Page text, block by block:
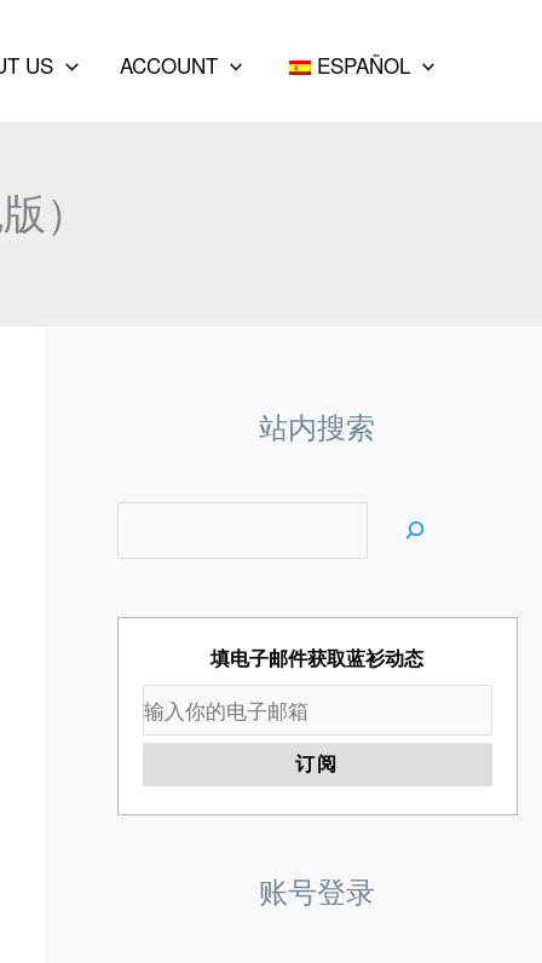
US ACCOUNT ESPAÑOL
）
站内搜索
a
填电子邮件获取蓝衫动态
账号登录